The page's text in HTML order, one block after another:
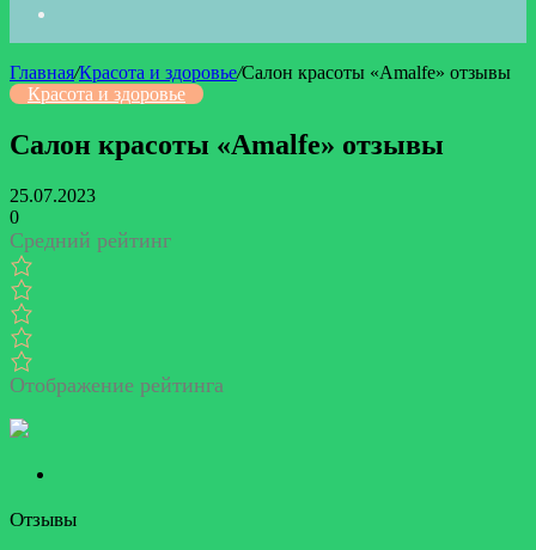
Главная/Красота и здоровье/Салон красоты «Amalfe» отзывы
Красота и здоровье
Салон красоты «Amalfe» отзывы
25.07.2023
0
Средний рейтинг
Отображение рейтинга
Отзывы